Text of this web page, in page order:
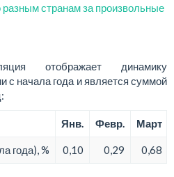
странам за произвольные
отображает динамику
с начала года и является суммой
Янв. Февр. Март
года), % 0,10 0,29 0,68